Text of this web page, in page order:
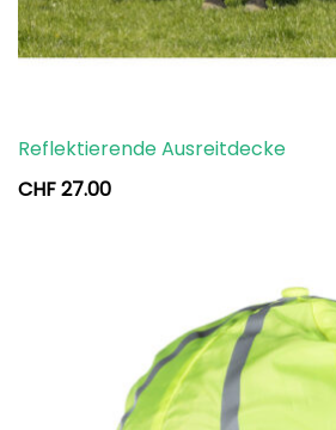
Reflektierende Ausreitdecke
CHF27.00